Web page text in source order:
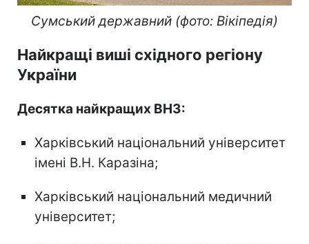
Сумський державний (фото: Вікіпедія)
Найкращі виші східного регіону
України
Десятка найкращих ВНЗ:
Харківський національний університет
імені В.Н. Каразіна;
Харківський національний медичний
університет;